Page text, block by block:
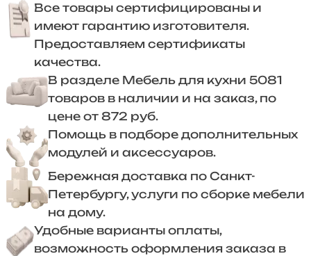
Все товары сертифицированы и
имеют гарантию изготовителя.
Предоставляем сертификаты
качества.
В разделе Мебель для кухни 5081
товаров в наличии и на заказ, по
цене от 872 руб.
Помощь в подборе дополнительных
модулей и аксессуаров.
Бережная доставка по Санкт-
Петербургу, услуги по сборке мебели
на дому.
Удобные варианты оплаты,
возможность оформления заказа в